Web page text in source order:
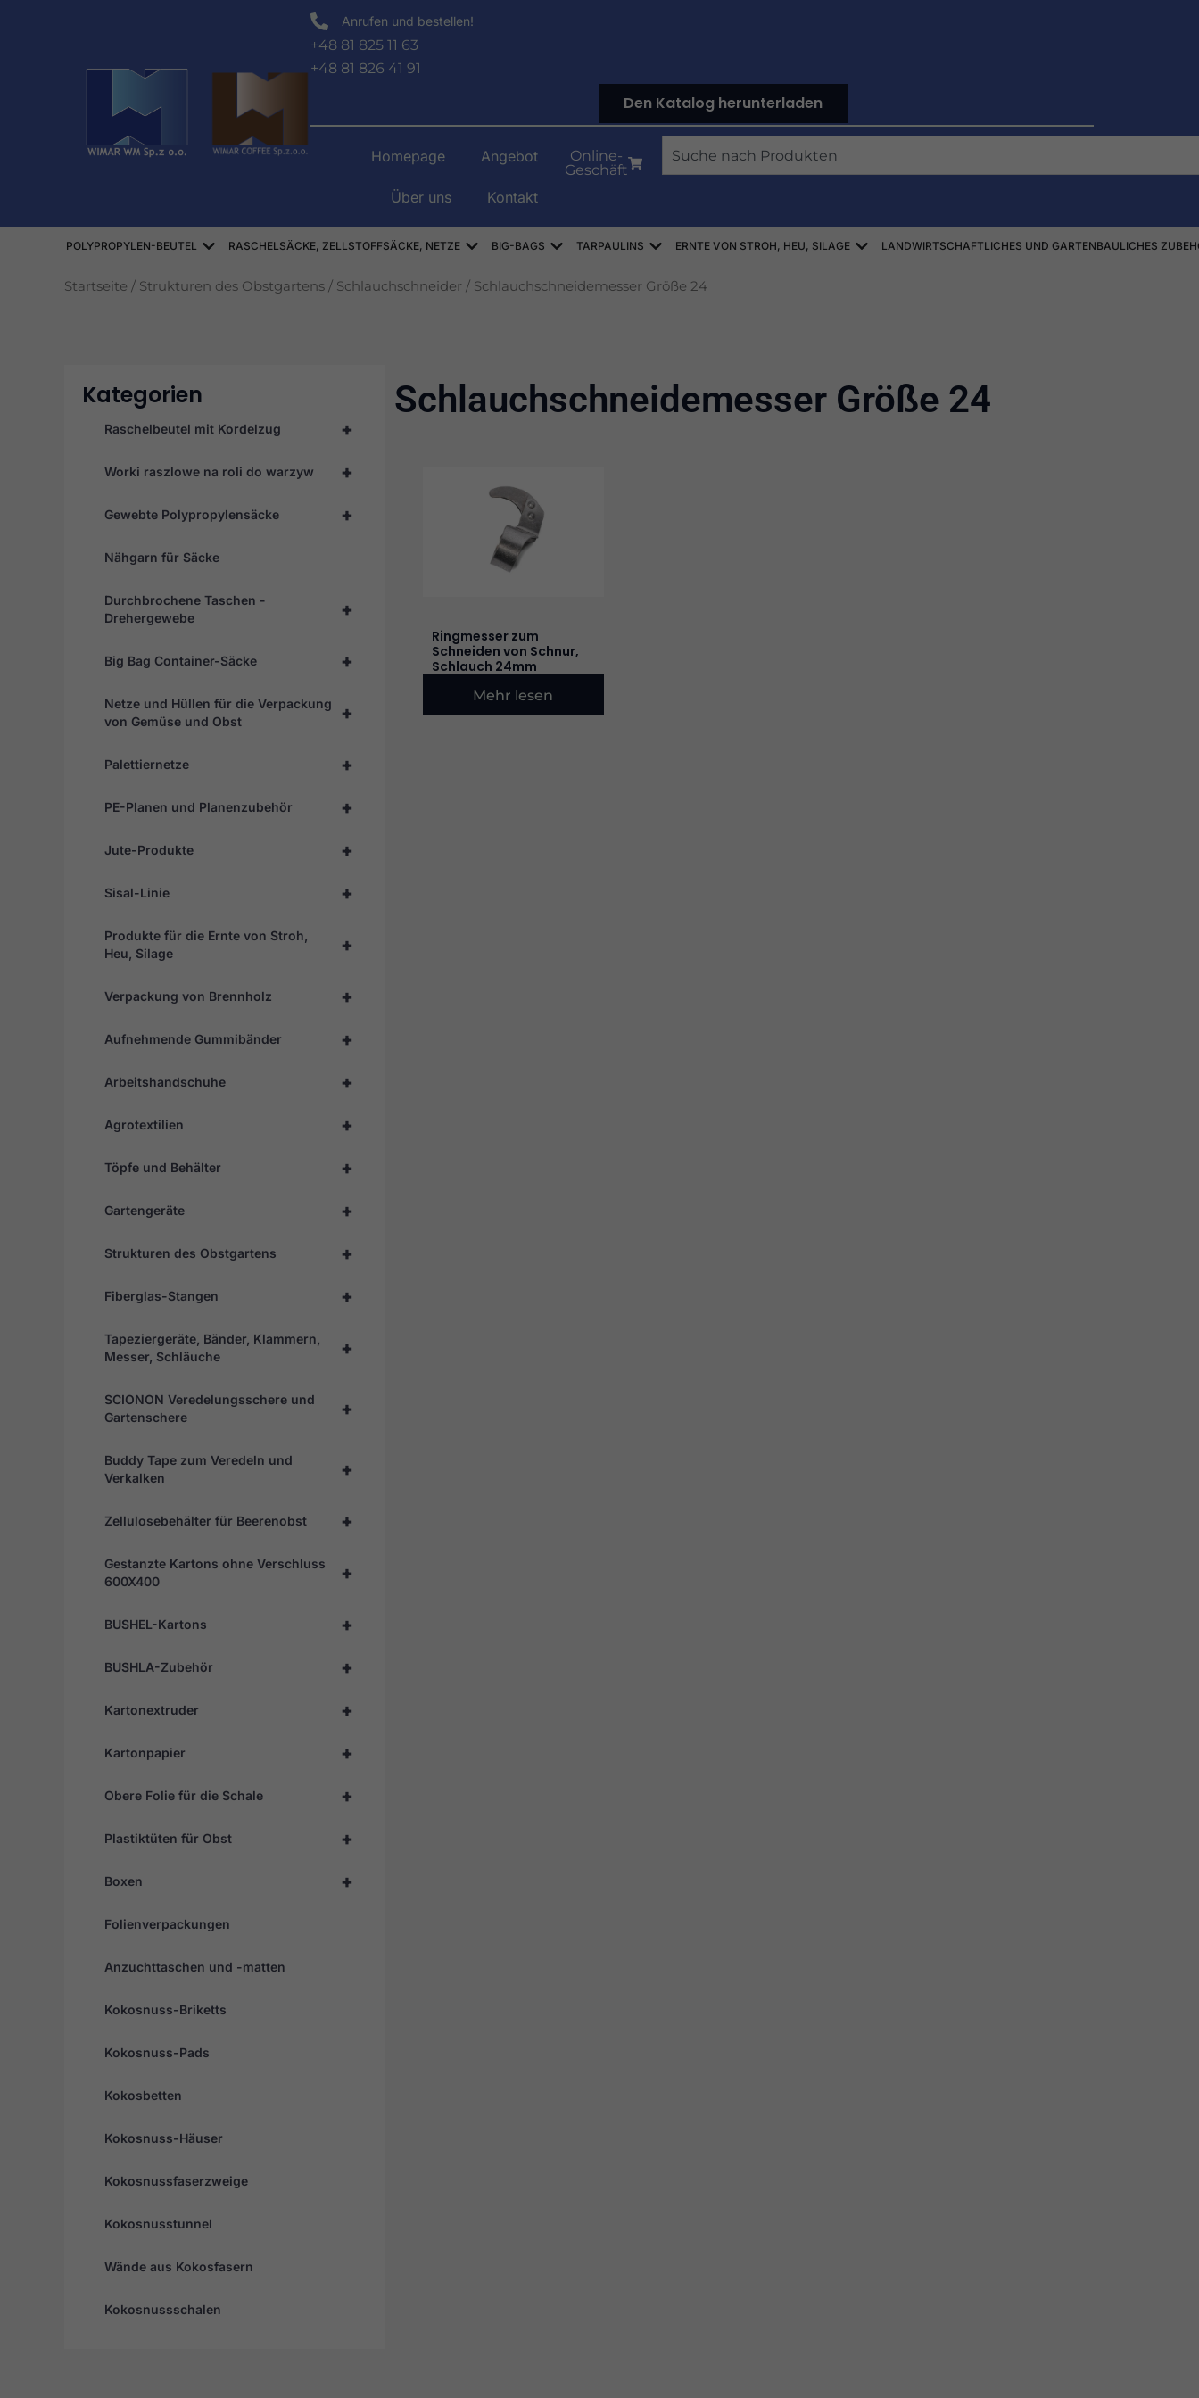
Anrufen und bestellen!
+48 81 825 11 63
+48 81 826 41 91
Den Katalog herunterladen
Homepage Angebot
Über uns Kontakt
Online-
Geschäft
Suche
POLYPROPYLEN-BEUTEL Offen WORKI POLIPROPYLENOWE
RASCHELSÄCKE, ZELLSTOFFSÄCKE, NETZE Offen WORKI RASZLOWE, AŻUROWE, SIATKI
BIG-BAGS Offen WORKI BIG-BAG
TARPAULINS Offen PLANDEKI
ERNTE VON STROH, HEU, SILAGE Offen ZBIÓR SŁOMY, SIANA, KISZONEK
LANDWIRTSCHAFTLICHES UND GARTENBAULICHES
Startseite / Strukturen des Obstgartens / Schlauchschneider / Schlauchschneidemesser Größe 24
Kategorien
+
Raschelbeutel mit Kordelzug
+
Worki raszlowe na roli do warzyw
+
Gewebte Polypropylensäcke
Nähgarn für Säcke
+
Durchbrochene Taschen -
Drehergewebe
+
Big Bag Container-Säcke
+
Netze und Hüllen für die Verpackung
von Gemüse und Obst
+
Palettiernetze
+
PE-Planen und Planenzubehör
+
Jute-Produkte
+
Sisal-Linie
+
Produkte für die Ernte von Stroh,
Heu, Silage
+
Verpackung von Brennholz
+
Aufnehmende Gummibänder
+
Arbeitshandschuhe
+
Agrotextilien
+
Töpfe und Behälter
+
Gartengeräte
+
Strukturen des Obstgartens
+
Fiberglas-Stangen
+
Tapeziergeräte, Bänder, Klammern,
Messer, Schläuche
+
SCIONON Veredelungsschere und
Gartenschere
+
Buddy Tape zum Veredeln und
Verkalken
+
Zellulosebehälter für Beerenobst
+
Gestanzte Kartons ohne Verschluss
600X400
+
BUSHEL-Kartons
+
BUSHLA-Zubehör
+
Kartonextruder
+
Kartonpapier
+
Obere Folie für die Schale
+
Plastiktüten für Obst
+
Boxen
Folienverpackungen
Anzuchttaschen und -matten
Kokosnuss-Briketts
Kokosnuss-Pads
Kokosbetten
Kokosnuss-Häuser
Kokosnussfaserzweige
Kokosnusstunnel
Wände aus Kokosfasern
Kokosnussschalen
Schlauchschneidemesser Größe 24
Ringmesser zum
Schneiden von Schnur,
Schlauch 24mm
Mehr lesen